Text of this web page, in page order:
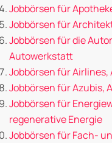
Jobbörsen für
Jobbörsen für
Jobbörsen für die
Autowerkstatt
Jobbörsen für
Jobbörsen für Azubis,
Jobbörsen für
regenerative Energie
Jobbörsen für Fach-